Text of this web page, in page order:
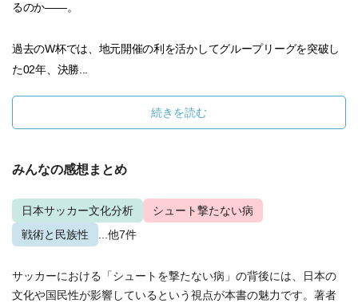
るのか――。
過去のW杯では、地元開催の利を活かしてグループリーグを突破し
た02年、決勝...
続きを読む
みんなの感想まとめ
日本サッカー文化分析
シュート撃たない病
戦術と民族性
...他7件
サッカーにおける「シュートを撃たない病」の背後には、日本の
文化や国民性が影響しているという視点が本書の魅力です。著者